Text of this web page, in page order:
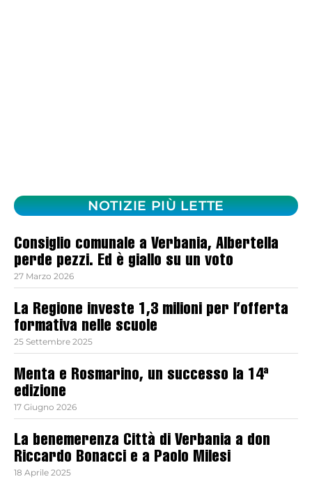
NOTIZIE PIÙ LETTE
Consiglio comunale a Verbania, Albertella
perde pezzi. Ed è giallo su un voto
27 Marzo 2026
La Regione investe 1,3 milioni per l’offerta
formativa nelle scuole
25 Settembre 2025
Menta e Rosmarino, un successo la 14ª
edizione
17 Giugno 2026
La benemerenza Città di Verbania a don
Riccardo Bonacci e a Paolo Milesi
18 Aprile 2025